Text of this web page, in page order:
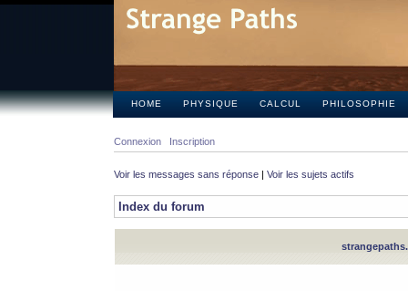
HOME PHYSIQUE CALCUL PHILOSOPHIE
Connexion Inscription
Voir les messages sans réponse | Voir les sujets actifs
Index du forum